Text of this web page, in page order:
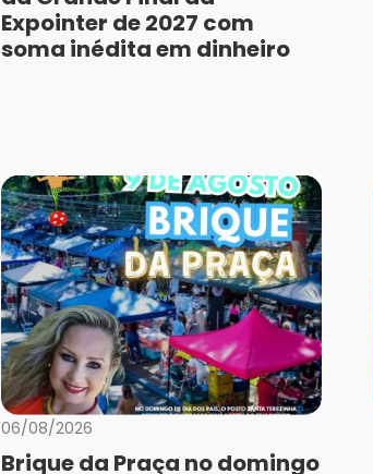
Expointer de 2027 com
soma inédita em dinheiro
06/08/2026
Brique da Praça no domingo